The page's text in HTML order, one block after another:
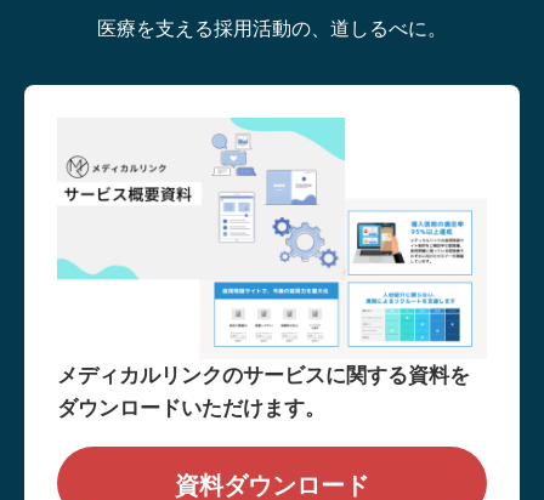
医療を支える採用活動の、道しるべに。
メディカルリンクのサービスに関する資料を
ダウンロードいただけます。
資料ダウンロード